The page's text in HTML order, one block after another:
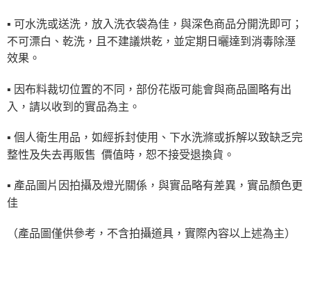
▪ 可水洗或送洗，放入洗衣袋為佳，與深色商品分開洗即可；
不可漂白、乾洗，且不建議烘乾，並定期日曬達到消毒除溼
效果。
▪ 因布料裁切位置的不同，部份花版可能會與商品圖略有出
入，請以收到的實品為主。
▪ 個人衛生用品，如經拆封使用、下水洗滌或拆解以致缺乏完
整性及失去再販售 價值時，恕不接受退換貨。
▪ 產品圖片因拍攝及燈光關係，與實品略有差異，實品顏色更
佳
（產品圖僅供參考，不含拍攝道具，實際內容以上述為主）